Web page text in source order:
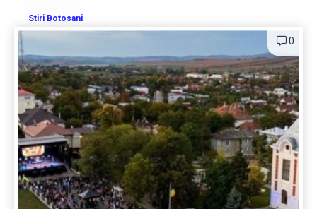
Stiri Botosani
0